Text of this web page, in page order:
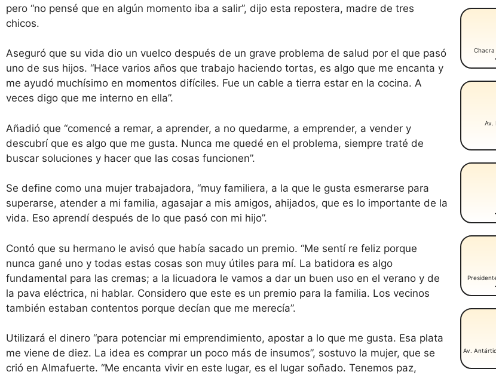
pero “no pensé que en algún momento iba a salir”, dijo esta repostera, madre de tres
chicos.
Aseguró que su vida dio un vuelco después de un grave problema de salud por el que pasó
uno de sus hijos. “Hace varios años que trabajo haciendo tortas, es algo que me encanta y
me ayudó muchísimo en momentos difíciles. Fue un cable a tierra estar en la cocina. A
veces digo que me interno en ella”.
Añadió que “comencé a remar, a aprender, a no quedarme, a emprender, a vender y
descubrí que es algo que me gusta. Nunca me quedé en el problema, siempre traté de
buscar soluciones y hacer que las cosas funcionen”.
Se define como una mujer trabajadora, “muy familiera, a la que le gusta esmerarse para
superarse, atender a mi familia, agasajar a mis amigos, ahijados, que es lo importante de la
vida. Eso aprendí después de lo que pasó con mi hijo”.
Contó que su hermano le avisó que había sacado un premio. “Me sentí re feliz porque
nunca gané uno y todas estas cosas son muy útiles para mí. La batidora es algo
fundamental para las cremas; a la licuadora le vamos a dar un buen uso en el verano y de
la pava eléctrica, ni hablar. Considero que este es un premio para la familia. Los vecinos
también estaban contentos porque decían que me merecía”.
Utilizará el dinero “para potenciar mi emprendimiento, apostar a lo que me gusta. Esa plata
me viene de diez. La idea es comprar un poco más de insumos”, sostuvo la mujer, que se
crió en Almafuerte. “Me encanta vivir en este lugar, es el lugar soñado. Tenemos paz,
Chacra
Av.
Av.